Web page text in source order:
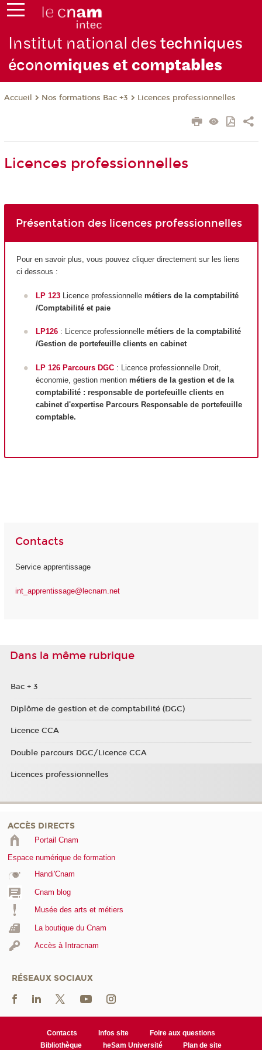
Institut national destechniques
économiques et comptables
Accueil Nos formations Bac +3 Licences professionnelles
Licences professionnelles
Présentation des licences professionnelles
Pour en savoir plus, vous pouvez cliquer directement sur les liens
ci dessous :
LP 123Licence professionnelle métiers de la comptabilité
/Comptabilité et paie
LP126: Licence professionnelle métiers de la comptabilité
/Gestion de portefeuille clients en cabinet
LP 126 Parcours DGC: Licence professionnelle Droit,
économie, gestion mention métiers de la gestion et de la
comptabilité : responsable de portefeuille clients en
cabinet d'expertise Parcours Responsable de portefeuille
comptable.
Contacts
Service apprentissage
int_apprentissage@lecnam.net
Dans la même rubrique
Bac + 3
Diplôme de gestion et de comptabilité (DGC)
Licence CCA
Double parcours DGC/Licence CCA
Licences professionnelles
ACCÈS DIRECTS
Portail Cnam
Espace numérique de formation
Handi'Cnam
Cnam blog
Musée des arts et métiers
La boutique du Cnam
Accès à Intracnam
RÉSEAUX SOCIAUX
Contacts Infos site
Foire aux questions
Bibliothèque
heSam Université Plan de site